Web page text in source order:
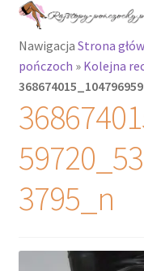
Przejdź
nawigacji
Przejdź
treści
Rajstopy
Rozwiń
menu
zakolanówki
Podkolanówki i
Nawigacja Strona
pończoch » Kolejna
3795_n